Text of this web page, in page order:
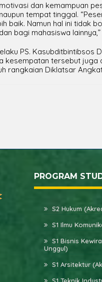
dan kemampuan
tempat tinggal.
baik. Namun hal ini tidak
bagi mahasiswa
PS. Kasubditbintibsos
kesempatan tersebut
rangkaian Diklatsar
PROGRAM
S2 Hukum
S1 Ilmu
S1 Bisnis
Unggul)
S1 Arsitektur
S1 Teknik